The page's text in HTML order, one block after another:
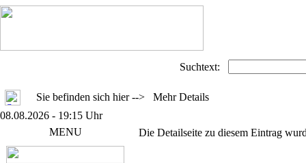
Suchtext:
Sie befinden sich hier --> Mehr Details
08.08.2026 - 19:15 Uhr
MENU
Die Detailseite zu diesem Eintrag